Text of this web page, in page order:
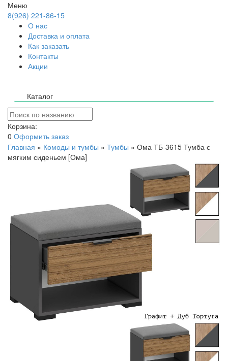
Меню
8(926) 221-86-15
О нас
Доставка и оплата
Как заказать
Контакты
Акции
Каталог
Корзина:
0 Оформить заказ
Главная » Комоды и тумбы » Тумбы » Ома ТБ-3615 Тумба с
мягким сиденьем [Ома]